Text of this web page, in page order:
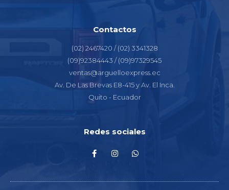
Contactos
(02) 2467420 / (02) 3341328
(09)92384443 / (09)97329545
ventas@arguelloexpress.ec
Av. De Las Brevas E8-415 y Av. El Inca.
Quito - Ecuador
Redes sociales